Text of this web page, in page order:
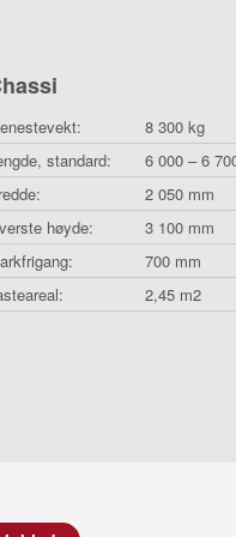
8 300 kg
standard:
6 000 – 6
2 050 mm
høyde:
3 100 mm
700 mm
2,45 m2